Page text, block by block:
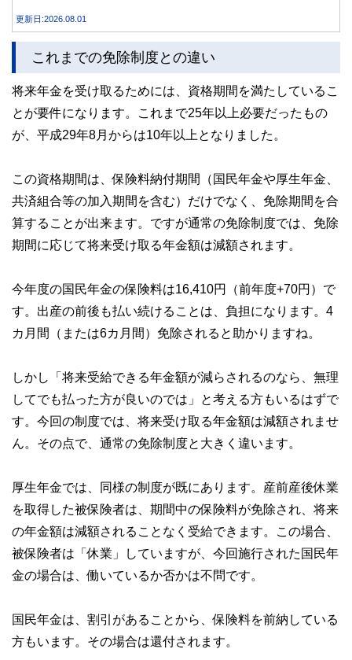
更新日:2026.08.01
これまでの免除制度との違い
将来年金を受け取るためには、資格期間を満たしているこ
とが要件になります。これまで25年以上必要だったもの
が、平成29年8月からは10年以上となりました。
この資格期間は、保険料納付期間（国民年金や厚生年金、
共済組合等の加入期間を含む）だけでなく、免除期間を合
算することが出来ます。ですが通常の免除制度では、免除
期間に応じて将来受け取る年金額は減額されます。
今年度の国民年金の保険料は16,410円（前年度+70円）で
す。出産の前後も払い続けることは、負担になります。4
カ月間（または6カ月間）免除されると助かりますね。
しかし「将来受給できる年金額が減らされるのなら、無理
してでも払った方が良いのでは」と考える方もいるはずで
す。今回の制度では、将来受け取る年金額は減額されませ
ん。その点で、通常の免除制度と大きく違います。
厚生年金では、同様の制度が既にあります。産前産後休業
を取得した被保険者は、期間中の保険料が免除され、将来
の年金額は減額されることなく受給できます。この場合、
被保険者は「休業」していますが、今回施行された国民年
金の場合は、働いているか否かは不問です。
国民年金は、割引があることから、保険料を前納している
方もいます。その場合は還付されます。